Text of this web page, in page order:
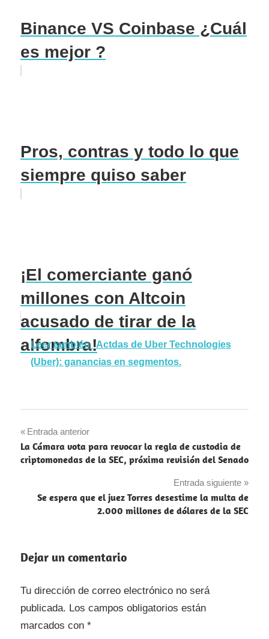
Binance VS Coinbase ¿Cuál
es mejor ?
Pros, contras y todo lo que
siempre quiso saber
¡El comerciante ganó
millones con Altcoin
acusado de tirar de la
alfombra!
Leer también
Actdas de Uber Technologies
(Uber): ganancias en segmentos.
Navegación
de
Entrada anterior
La Cámara vota para revocar la regla de custodia de
criptomonedas de la SEC, próxima revisión del Senado
Entrada siguiente
Se espera que el juez Torres desestime la multa de
2.000 millones de dólares de la SEC
Dejar un comentario
Tu dirección de correo electrónico no será
publicada. Los campos obligatorios están
marcados con *